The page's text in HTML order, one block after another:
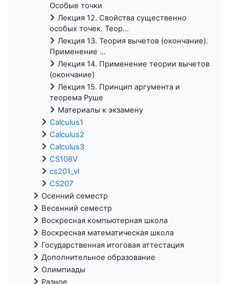
Особые точки
Лекция 12. Свойства существенно
особых точек. Теор...
Лекция 13. Теория вычетов (окончание).
Применение ...
Лекция 14. Применение теории вычетов
(окончание)
Лекция 15. Принцип аргумента и
теорема Руше
Материалы к экзамену
Calculus1
Calculus2
Calculus3
CS108V
cs201_vl
CS207
Осенний семестр
Весенний семестр
Воскресная компьютерная школа
Воскресная математическая школа
Государственная итоговая аттестация
Дополнительное образование
Олимпиады
Разное